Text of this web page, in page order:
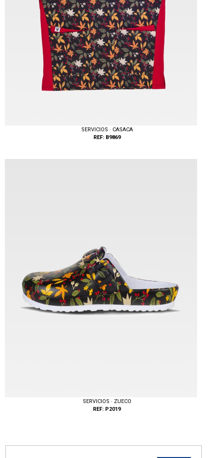
SERVICIOS · CASACA
REF: B9869
SERVICIOS · ZUECO
REF: P2019